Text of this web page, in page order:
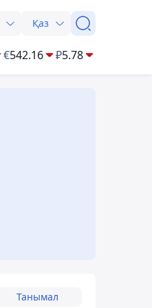
Қаз
€542.16 ₽5.78
Танымал